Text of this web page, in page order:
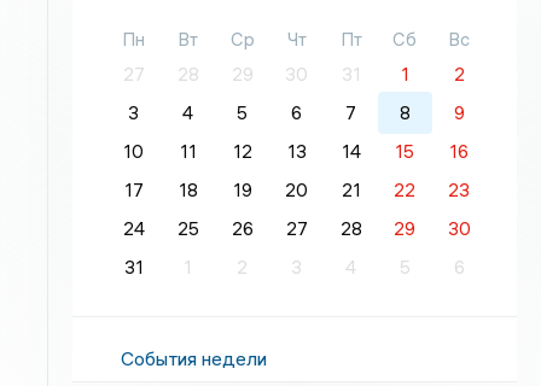
Пн Вт Ср Чт Пт Сб
Вс
27
28 29 30 31 1
2
3
4 5 6 7 8
9
10
11 12 13 14 15
16
17
18 19 20 21 22
23
24
25 26 27 28 29
30
31
1 2 3 4 5 6
События недели